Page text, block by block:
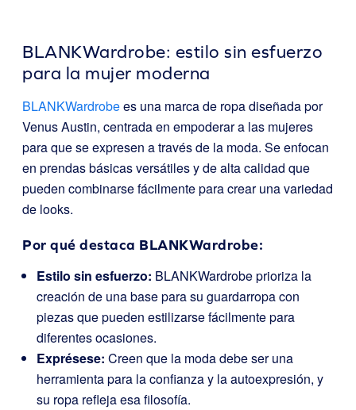
BLANKWardrobe: estilo sin esfuerzo
para la mujer moderna
BLANKWardrobees una marca de ropa diseñada por
Venus Austin, centrada en empoderar a las mujeres
para que se expresen a través de la moda. Se enfocan
en prendas básicas versátiles y de alta calidad que
pueden combinarse fácilmente para crear una variedad
de looks.
Por qué destaca BLANKWardrobe:
Estilo sin esfuerzo: BLANKWardrobe prioriza la
creación de una base para su guardarropa con
piezas que pueden estilizarse fácilmente para
diferentes ocasiones.
Exprésese: Creen que la moda debe ser una
herramienta para la confianza y la autoexpresión, y
su ropa refleja esa filosofía.